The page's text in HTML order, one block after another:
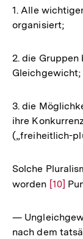
1. Alle
organisiert;
2. die
Gleichgewicht;
3. die
ihre
(„freiheitlich-
Solche
worden Zur
der
[10]
—
nach dem